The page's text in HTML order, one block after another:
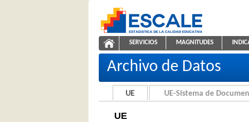
ESCALE - Unidad de Estadística
UE
NAVEGACIÓN
SERVICIOS MAGNITUDES
Archivo de Datos
UE UE-Sistema de
UE